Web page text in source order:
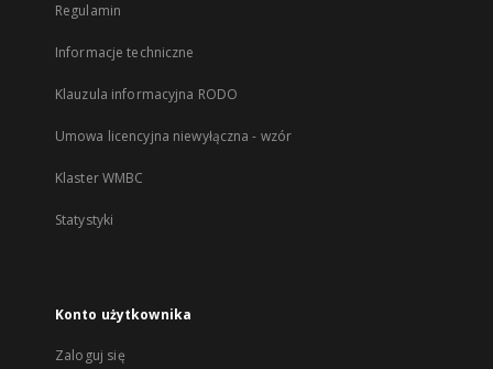
Regulamin
Informacje techniczne
Klauzula informacyjna RODO
Umowa licencyjna niewyłączna - wzór
Klaster WMBC
Statystyki
Konto użytkownika
Zaloguj się